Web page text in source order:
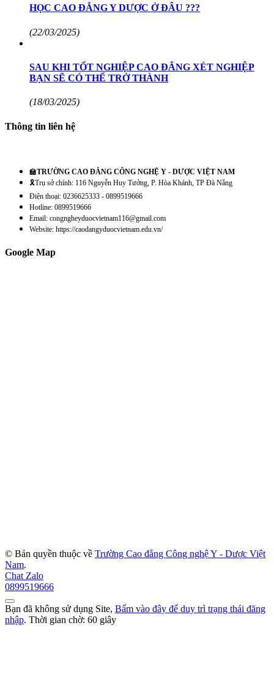
HỌC CAO ĐẲNG Y DƯỢC Ở ĐÂU ???
(22/03/2025)
SAU KHI TỐT NGHIỆP CAO ĐẲNG XÉT NGHIỆP
BẠN SẼ CÓ THỂ TRỞ THÀNH
(18/03/2025)
Thông tin liên hệ
🏫TRƯỜNG CAO ĐẲNG CÔNG NGHỆ Y - DƯỢC VIỆT NAM
🎗️Trụ sở chính: 116 Nguyễn Huy Tưởng, P. Hòa Khánh, TP Đà Nẵng
Điện thoại: 0236625333 - 0899519666
Hotline: 0899519666
Email: congngheyduocvietnam116@gmail.com
Website: https://caodangyduocvietnam.edu.vn/
Google Map
© Bản quyền thuộc về Trường Cao đẳng Công nghệ Y - Dược Việt
Nam.
Chat Zalo
0899519666
Bạn đã không sử dụng Site, Bấm vào đây để duy trì trạng thái đăng
nhập. Thời gian chờ: 60 giây